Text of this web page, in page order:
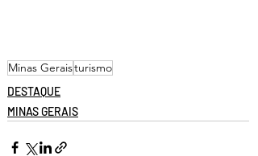
Minas Geraisturismo
DESTAQUE
MINAS GERAIS